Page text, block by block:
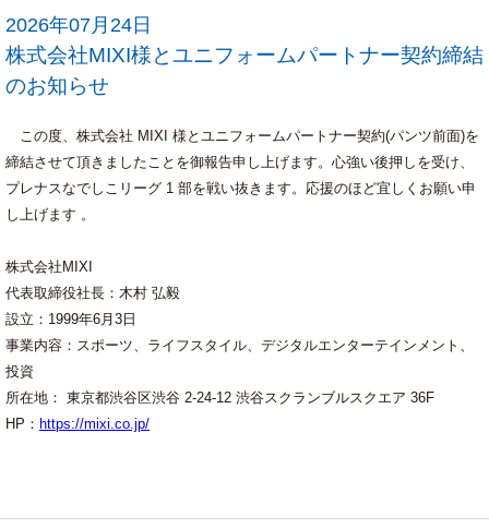
2026年07月24日
株式会社MIXI様とユニフォームパートナー契約締結
のお知らせ
この度、株式会社 MIXI 様とユニフォームパートナー契約(パンツ前面)を
締結させて頂きましたことを御報告申し上げます。心強い後押しを受け、
プレナスなでしこリーグ 1 部を戦い抜きます。応援のほど宜しくお願い申
し上げます 。
株式会社MIXI
代表取締役社長：木村 弘毅
設立：1999年6月3日
事業内容：スポーツ、ライフスタイル、デジタルエンターテインメント、
投資
所在地： 東京都渋谷区渋谷 2-24-12 渋谷スクランブルスクエア 36F
HP： https://mixi.co.jp/